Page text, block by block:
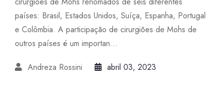
países: Brasil, Estados Unidos, Suíça, Espanha, Portugal
e Colômbia. A participação de cirurgiões de Mohs de
outros países é um importan...
Andreza Rossini abril 03, 2023